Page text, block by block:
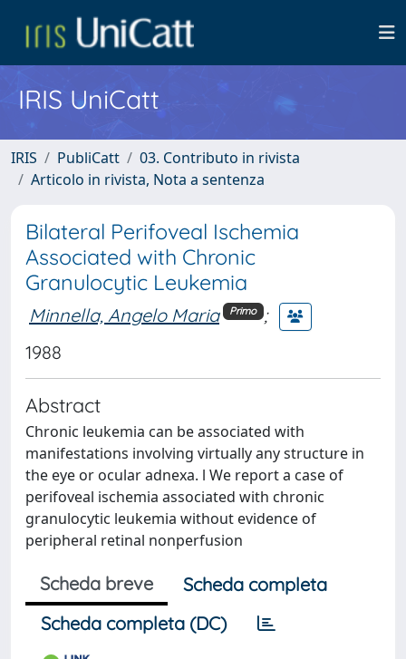
IRIS UniCatt
IRIS PubliCatt
03. Contributo in rivista
Articolo in rivista, Nota a sentenza
Bilateral Perifoveal Ischemia
Associated with Chronic
Granulocytic Leukemia
Minnella, Angelo Maria Primo ;
1988
Abstract
Chronic leukemia can be associated with
manifestations involving virtually any structure in
the eye or ocular adnexa. l We report a case of
perifoveal ischemia associated with chronic
granulocytic leukemia without evidence of
peripheral retinal nonperfusion
Scheda breve
Scheda completa
Scheda completa (DC)